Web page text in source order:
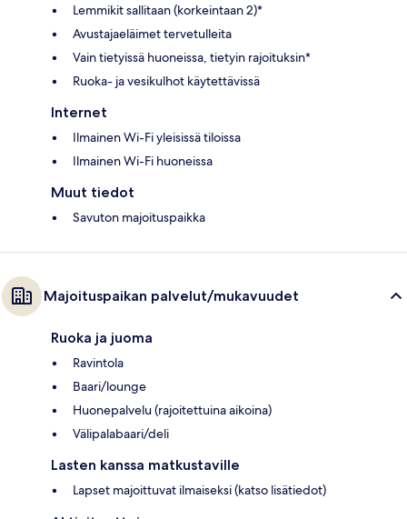
Lemmikit sallitaan (korkeintaan 2)*
Avustajaeläimet tervetulleita
Vain tietyissä huoneissa, tietyin rajoituksin*
Ruoka- ja vesikulhot käytettävissä
Internet
Ilmainen Wi-Fi yleisissä tiloissa
Ilmainen Wi-Fi huoneissa
Muut tiedot
Savuton majoituspaikka
Majoituspaikan palvelut/mukavuudet
Ruoka ja juoma
Ravintola
Baari/lounge
Huonepalvelu (rajoitettuina aikoina)
Välipalabaari/deli
Lasten kanssa matkustaville
Lapset majoittuvat ilmaiseksi (katso lisätiedot)